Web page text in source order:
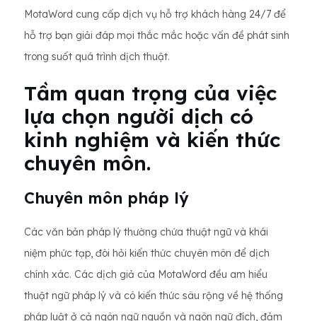
MotaWord cung cấp dịch vụ hỗ trợ khách hàng 24/7 để
hỗ trợ bạn giải đáp mọi thắc mắc hoặc vấn đề phát sinh
trong suốt quá trình dịch thuật.
Tầm quan trọng của việc
lựa chọn người dịch có
kinh nghiệm và kiến ​​thức
chuyên môn.
Chuyên môn pháp lý
Các văn bản pháp lý thường chứa thuật ngữ và khái
niệm phức tạp, đòi hỏi kiến ​​thức chuyên môn để dịch
chính xác. Các dịch giả của MotaWord đều am hiểu
thuật ngữ pháp lý và có kiến ​​thức sâu rộng về hệ thống
pháp luật ở cả ngôn ngữ nguồn và ngôn ngữ đích, đảm